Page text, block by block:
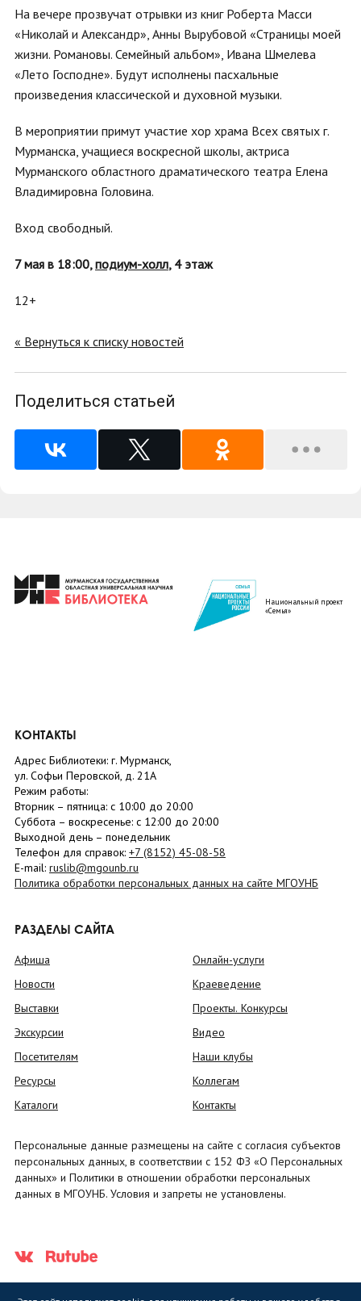
На вечере прозвучат отрывки из книг Роберта Масси
«Николай и Александр», Анны Вырубовой «Страницы моей
жизни. Романовы. Семейный альбом», Ивана Шмелева
«Лето Господне». Будут исполнены пасхальные
произведения классической и духовной музыки.
В мероприятии примут участие хор храма Всех святых г.
Мурманска, учащиеся воскресной школы, актриса
Мурманского областного драматического театра Елена
Владимировна Головина.
Вход свободный.
7 мая в 18:00,подиум-холл, 4 этаж
12+
« Вернуться к списку новостей
Поделиться статьей
Национальный проект
«Семья»
КОНТАКТЫ
Адрес Библиотеки: г. Мурманск,
ул. Софьи Перовской, д. 21А
Режим работы:
Вторник – пятница: с 10:00 до 20:00
Суббота – воскресенье: c 12:00 до 20:00
Выходной день – понедельник
Телефон для справок: +7 (8152) 45-08-58
E-mail: ruslib@mgounb.ru
Политика обработки персональных данных на сайте МГОУНБ
РАЗДЕЛЫ САЙТА
Афиша
Новости
Выставки
Экскурсии
Посетителям
Ресурсы
Каталоги
Онлайн-услуги
Краеведение
Проекты. Конкурсы
Видео
Наши клубы
Коллегам
Контакты
Персональные данные размещены на сайте с согласия субъектов
персональных данных, в соответствии с 152 ФЗ «О Персональных
данных» и Политики в отношении обработки персональных
данных в МГОУНБ. Условия и запреты не установлены.